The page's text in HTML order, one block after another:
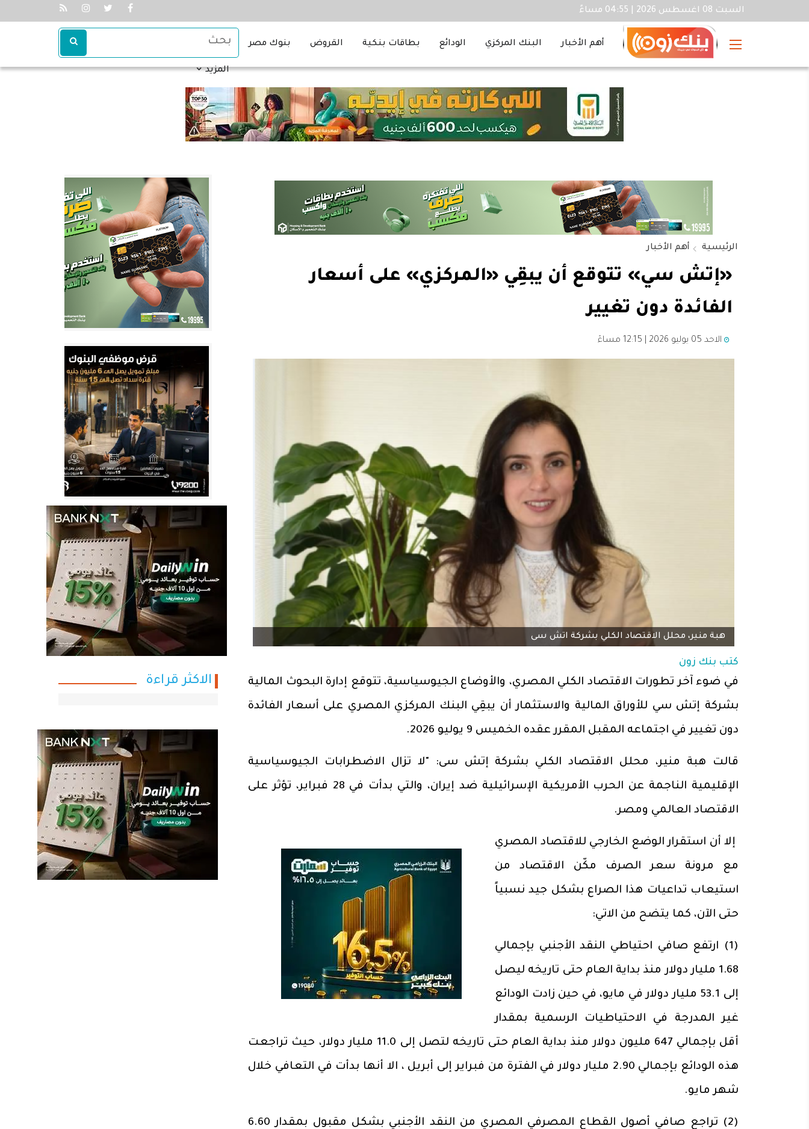
السبت 08 اغسطس 2026 | 04:55 مساءً
أهم الأخبار البنك المركزي الودائع بطاقات بنكية القروض بنوك مصر
المزيد
الرئيسية أهم الأخبار
«إتش سي» تتوقع أن يبقِي «المركزي» على أسعار
الفائدة دون تغيير
الاحد 05 يوليو 2026 | 12:15 مساءً
هبة منير، محلل الاقتصاد الكلي بشركة اتش سى
كتب بنك زون
في ضوء آخر تطورات الاقتصاد الكلي المصري، والأوضاع الجيوسياسية، تتوقع إدارة البحوث المالية
بشركة إتش سي للأوراق المالية والاستثمار أن يبقِي البنك المركزي المصري على أسعار الفائدة
دون تغيير في اجتماعه المقبل المقرر عقده الخميس 9 يوليو 2026.
قالت هبة منير، محلل الاقتصاد الكلي بشركة إتش سى: "لا تزال الاضطرابات الجيوسياسية
الإقليمية الناجمة عن الحرب الأمريكية الإسرائيلية ضد إيران، والتي بدأت في 28 فبراير، تؤثر على
الاقتصاد العالمي ومصر.
إلا أن استقرار الوضع الخارجي للاقتصاد المصري
مع مرونة سعر الصرف مكّن الاقتصاد من
استيعاب تداعيات هذا الصراع بشكل جيد نسبياً
حتى الآن، كما يتضح من الاتي:
(1) ارتفع صافي احتياطي النقد الأجنبي بإجمالي
1.68 مليار دولار منذ بداية العام حتى تاريخه ليصل
إلى 53.1 مليار دولار في مايو، في حين زادت الودائع
غير المدرجة في الاحتياطيات الرسمية بمقدار
أقل بإجمالي 647 مليون دولار منذ بداية العام حتى تاريخه لتصل إلى 11.0 مليار دولار، حيث تراجعت
هذه الودائع بإجمالي 2.90 مليار دولار في الفترة من فبراير إلى أبريل ، الا أنها بدأت في التعافي خلال
شهر مايو.
(2) تراجع صافي أصول القطاع المصرفي المصري من النقد الأجنبي بشكل مقبول بمقدار 6.60
الاكثر قراءة